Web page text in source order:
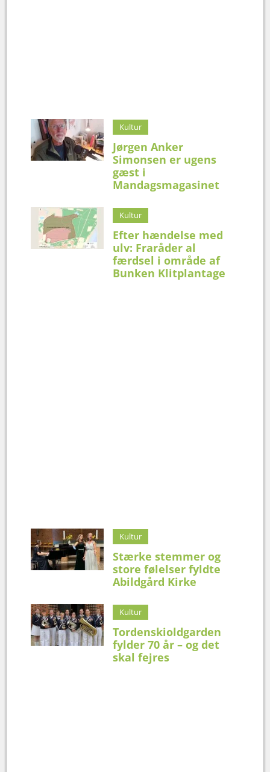
Kultur
Jørgen Anker
Simonsen er ugens
gæst i
Mandagsmagasinet
Kultur
Efter hændelse med
ulv: Fraråder al
færdsel i område af
Bunken Klitplantage
Kultur
Stærke stemmer og
store følelser fyldte
Abildgård Kirke
Kultur
Tordenskioldgarden
fylder 70 år – og det
skal fejres